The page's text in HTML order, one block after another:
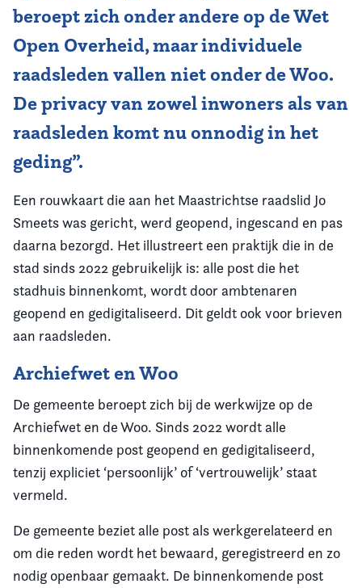
beroept zich onder andere op de Wet
Open Overheid, maar individuele
raadsleden vallen niet onder de Woo.
De privacy van zowel inwoners als van
raadsleden komt nu onnodig in het
geding”.
Een rouwkaart die aan het Maastrichtse raadslid Jo
Smeets was gericht, werd geopend, ingescand en pas
daarna bezorgd. Het illustreert een praktijk die in de
stad sinds 2022 gebruikelijk is: alle post die het
stadhuis binnenkomt, wordt door ambtenaren
geopend en gedigitaliseerd. Dit geldt ook voor brieven
aan raadsleden.
Archiefwet en Woo
De gemeente beroept zich bij de werkwijze op de
Archiefwet en de Woo. Sinds 2022 wordt alle
binnenkomende post geopend en gedigitaliseerd,
tenzij expliciet ‘persoonlijk’ of ‘vertrouwelijk’ staat
vermeld.
De gemeente beziet alle post als werkgerelateerd en
om die reden wordt het bewaard, geregistreerd en zo
nodig openbaar gemaakt. De binnenkomende post